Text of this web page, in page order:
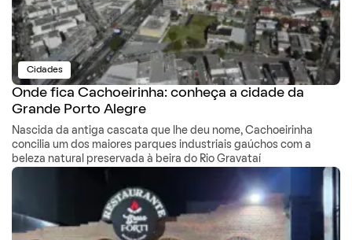
Cidades
Onde fica Cachoeirinha: conheça a cidade da
Grande Porto Alegre
Nascida da antiga cascata que lhe deu nome, Cachoeirinha
concilia um dos maiores parques industriais gaúchos com a
beleza natural preservada à beira do Rio Gravataí